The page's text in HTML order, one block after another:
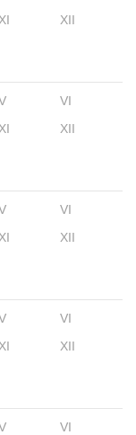
XI XII
VI
XI XII
VI
XI XII
VI
XI XII
VI